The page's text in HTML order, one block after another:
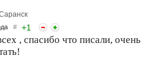
# +1
, спасибо что писали, очень